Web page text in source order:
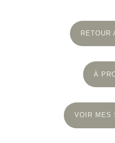
RETOUR
À
VOIR MES